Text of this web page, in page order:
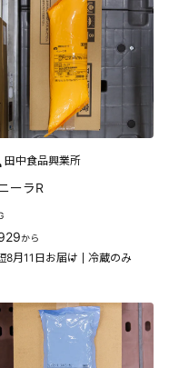
田中食品興業所
ーラR
から
8月11日お届け 冷蔵のみ